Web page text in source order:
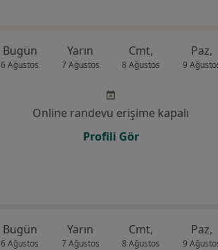
Bugün
6 Ağustos
Yarın
7 Ağustos
Cmt,
8 Ağustos
Paz,
9
Online randevu erişime kapalı
Profili Gör
Bugün
6 Ağustos
Yarın
7 Ağustos
Cmt,
8 Ağustos
Paz,
9